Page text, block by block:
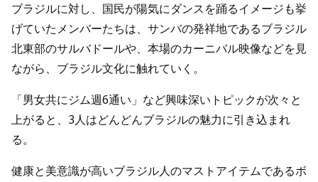
ブラジルに対し、国民が陽気にダンスを踊るイメージも挙
げていたメンバーたちは、サンバの発祥地であるブラジル
北東部のサルバドールや、本場のカーニバル映像などを見
ながら、ブラジル文化に触れていく。
「男女共にジム週6通い」など興味深いトピックが次々と
上がると、3人はどんどんブラジルの魅力に引き込まれ
る。
健康と美意識が高いブラジル人のマストアイテムであるボ